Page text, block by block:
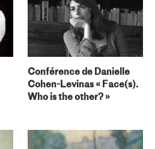
Conférence de Danielle
Cohen-Levinas « Face(s).
Who is the other? »